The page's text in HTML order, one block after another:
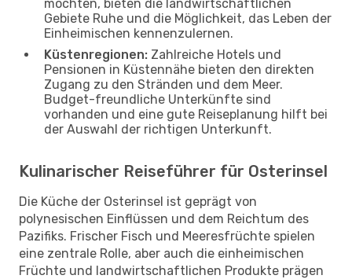
möchten, bieten die landwirtschaftlichen
Gebiete Ruhe und die Möglichkeit, das Leben der
Einheimischen kennenzulernen.
Küstenregionen: Zahlreiche Hotels und
Pensionen in Küstennähe bieten den direkten
Zugang zu den Stränden und dem Meer.
Budget-freundliche Unterkünfte sind
vorhanden und eine gute Reiseplanung hilft bei
der Auswahl der richtigen Unterkunft.
Kulinarischer Reiseführer für Osterinsel
Die Küche der Osterinsel ist geprägt von
polynesischen Einflüssen und dem Reichtum des
Pazifiks. Frischer Fisch und Meeresfrüchte spielen
eine zentrale Rolle, aber auch die einheimischen
Früchte und landwirtschaftlichen Produkte prägen